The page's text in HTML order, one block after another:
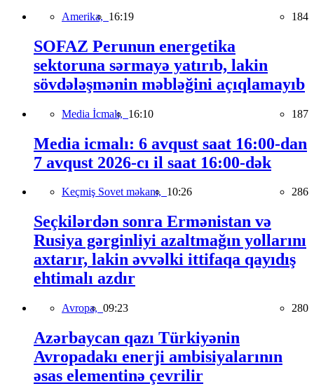
Amerika, 16:19 184
SOFAZ Perunun energetika
sektoruna sərmayə yatırıb, lakin
sövdələşmənin məbləğini açıqlamayıb
Media İcmalı, 16:10 187
Media icmalı: 6 avqust saat 16:00-dan
7 avqust 2026-cı il saat 16:00-dək
Keçmiş Sovet məkanı, 10:26 286
Seçkilərdən sonra Ermənistan və
Rusiya gərginliyi azaltmağın yollarını
axtarır, lakin əvvəlki ittifaqa qayıdış
ehtimalı azdır
Avropa, 09:23 280
Azərbaycan qazı Türkiyənin
Avropadakı enerji ambisiyalarının
əsas elementinə çevrilir